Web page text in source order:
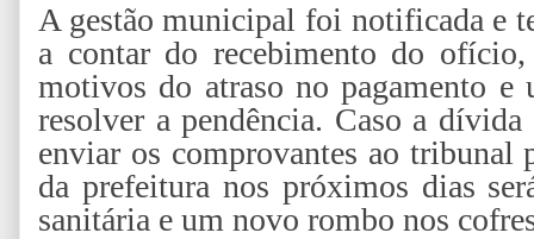
A gestão municipal foi notificada e
a contar do recebimento do
motivos do atraso no pagamento e
resolver a pendência. Caso a
enviar os comprovantes ao tribunal
da prefeitura nos próximos dias
sanitária e um novo rombo nos